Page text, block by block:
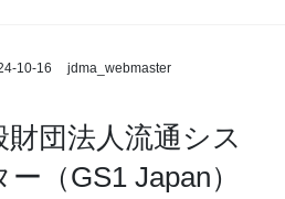
10-16 jdma_webmaster
財団法人流通シス
（GS1 Japan）